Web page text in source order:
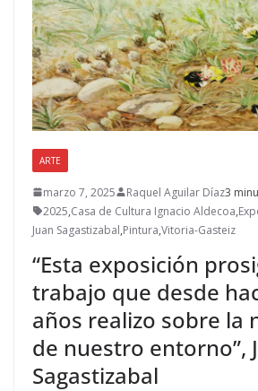
ARTE
marzo 7, 2025 Raquel Aguilar Díaz3
2025,Casa de Cultura Ignacio Aldecoa,
Juan Sagastizabal,Pintura,Vitoria-Gasteiz
“Esta exposición
trabajo que desde
años realizo sobre la
de nuestro entorno”,
Sagastizabal